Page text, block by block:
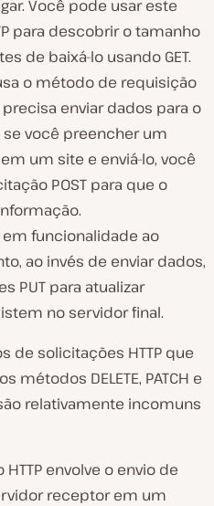
Você pode usar este
para descobrir o tamanho
de baixá-lo usando GET.
o método de requisição
precisa enviar dados para o
se você preencher um
um site e enviá-lo, você
POST para que o
em funcionalidade ao
ao invés de enviar dados,
PUT para atualizar
no servidor final.
de solicitações HTTP que
DELETE, PATCH e
relativamente incomuns
envolve o envio de
receptor em um